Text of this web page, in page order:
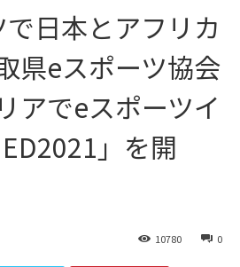
で日本とアフリカ
県eスポーツ協会
アでeスポーツイ
」を開
0
10780